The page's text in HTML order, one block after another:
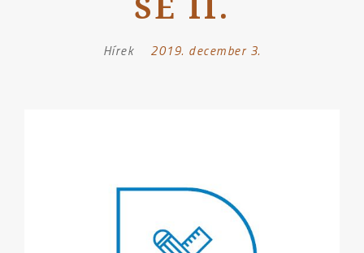
Hírek
Posted
2019. december 3.